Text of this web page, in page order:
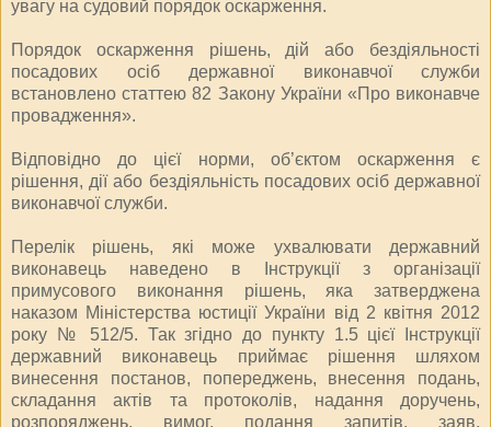
увагу на судовий порядок оскарження.
Порядок оскарження рішень, дій або бездіяльності
посадових осіб державної виконавчої служби
встановлено статтею 82 Закону України «Про виконавче
провадження».
Відповідно до цієї норми, об’єктом оскарження є
рішення, дії або бездіяльність посадових осіб державної
виконавчої служби.
Перелік рішень, які може ухвалювати державний
виконавець наведено в Інструкції з організації
примусового виконання рішень, яка затверджена
наказом Міністерства юстиції України від 2 квітня 2012
року № 512/5. Так згідно до пункту 1.5 цієї Інструкції
державний виконавець приймає рішення шляхом
винесення постанов, попереджень, внесення подань,
складання актів та протоколів, надання доручень,
розпоряджень, вимог, подання запитів, заяв,